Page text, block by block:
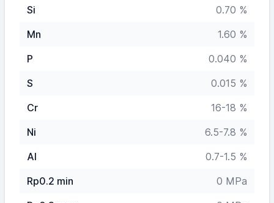
Si
0.70 %
Mn
1.60 %
P
0.040 %
S
0.015 %
Cr
16-18 %
Ni
6.5-7.8 %
Al
0.7-1.5 %
Rp0.2 min
0 MPa